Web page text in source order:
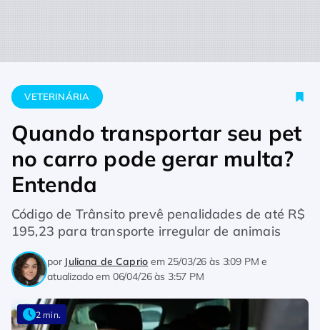
Home Veterinária Quando transportar seu pet no carro
VETERINÁRIA
Quando transportar seu pet
no carro pode gerar multa?
Entenda
Código de Trânsito prevê penalidades de até R$
195,23 para transporte irregular de animais
por Juliana de Caprio em 25/03/26 às 3:09 PM e
atualizado em 06/04/26 às 3:57 PM
2 min.